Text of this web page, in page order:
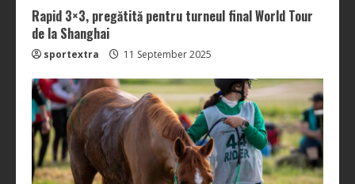
Rapid 3×3, pregătită pentru turneul final World Tour
de la Shanghai
sportextra 11 September 2025